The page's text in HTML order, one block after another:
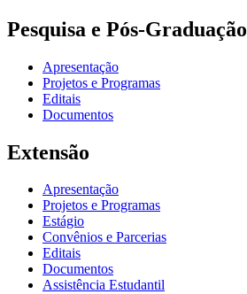
Pesquisa e Pós-Graduação
Apresentação
Projetos e Programas
Editais
Documentos
Extensão
Apresentação
Projetos e Programas
Estágio
Convênios e Parcerias
Editais
Documentos
Assistência Estudantil